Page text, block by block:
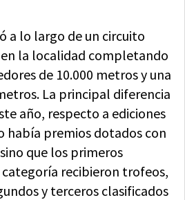
a lo largo de un circuito
la localidad completando
de 10.000 metros y una
La principal diferencia
año, respecto a ediciones
había premios dotados con
que los primeros
categoría recibieron trofeos,
y terceros clasificados